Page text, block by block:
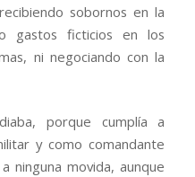
sobornos en la
gastos ficticios en los
ni negociando con la
porque cumplía a
y como comandante
ninguna movida, aunque